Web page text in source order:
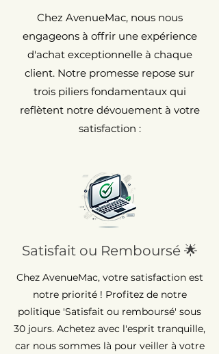
Chez AvenueMac, nous nous
engageons à offrir une expérience
d'achat exceptionnelle à chaque
client. Notre promesse repose sur
trois piliers fondamentaux qui
reflètent notre dévouement à votre
satisfaction :
Satisfait ou Remboursé 🌟
Chez AvenueMac, votre satisfaction est
notre priorité ! Profitez de notre
politique 'Satisfait ou remboursé' sous
30 jours. Achetez avec l'esprit tranquille,
car nous sommes là pour veiller à votre